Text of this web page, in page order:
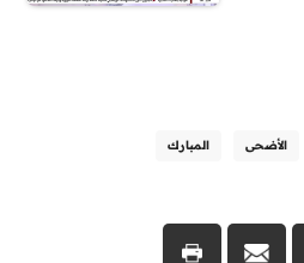
الأضحى المبارك